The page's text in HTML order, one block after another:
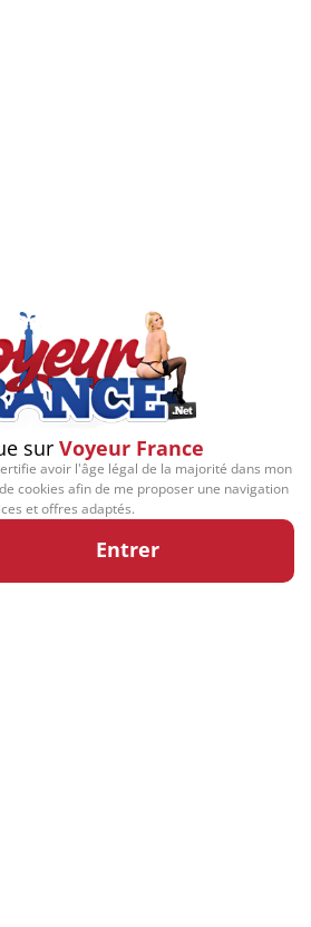
sur Voyeur France
avoir l'âge légal de la majorité dans mon
cookies afin de me proposer une navigation
et offres adaptés.
Entrer